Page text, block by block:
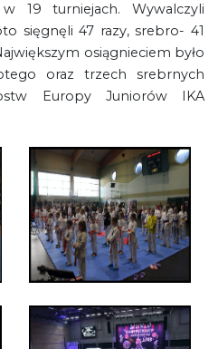
19 turniejach. Wywalczyli
sięgnęli 47 razy, srebro- 41
osiągnieciem było
oraz trzech srebrnych
Europy Juniorów IKA